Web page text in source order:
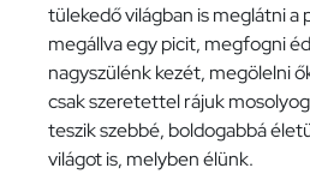
tülekedő világban is meglátni a
megállva egy picit, megfogni
nagyszülénk kezét, megölelni
csak szeretettel rájuk
teszik szebbé, boldogabbá
világot is, melyben élünk.